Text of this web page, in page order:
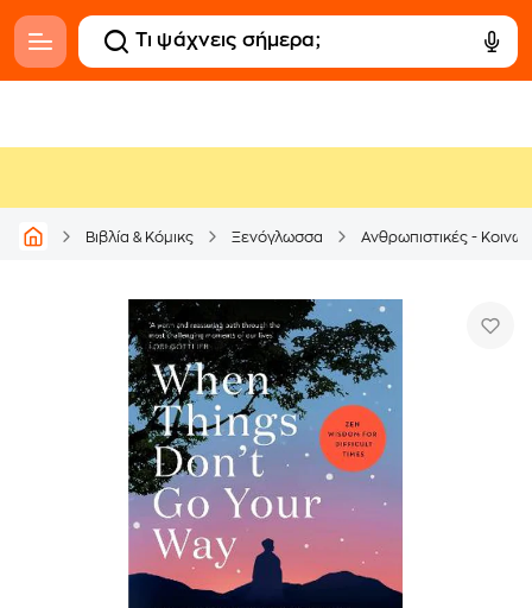
Βιβλία & Κόμικς Ξενόγλωσσα Ανθρωπιστικές -